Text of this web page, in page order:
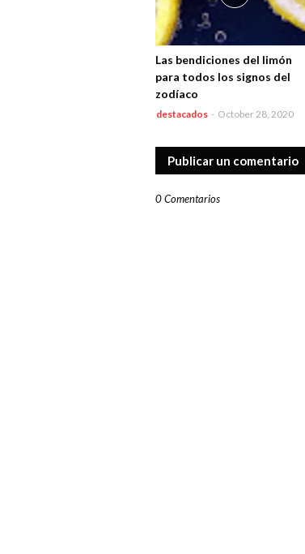
Las bendiciones del limón
para todos los signos del
zodíaco
destacados - October 28, 2020
Publicar un comentario
0 Comentarios